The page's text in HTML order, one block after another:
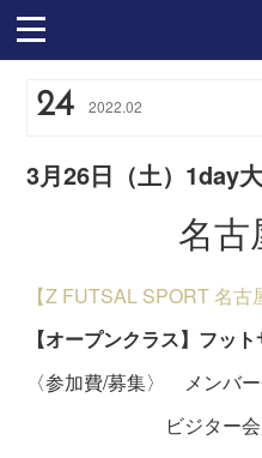
24 2022.02
3月26日（土）1day
名古
【Z FUTSAL SPORT 名古
【オープンクラス】フッ
〈参加費/募集〉 メンバ
ビジター会員：